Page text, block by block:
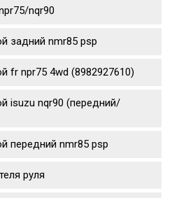
nqr90
задний nmr85 psp
fr npr75 4wd (8982927610)
isuzu nqr90 (передний/
передний nmr85 psp
руля